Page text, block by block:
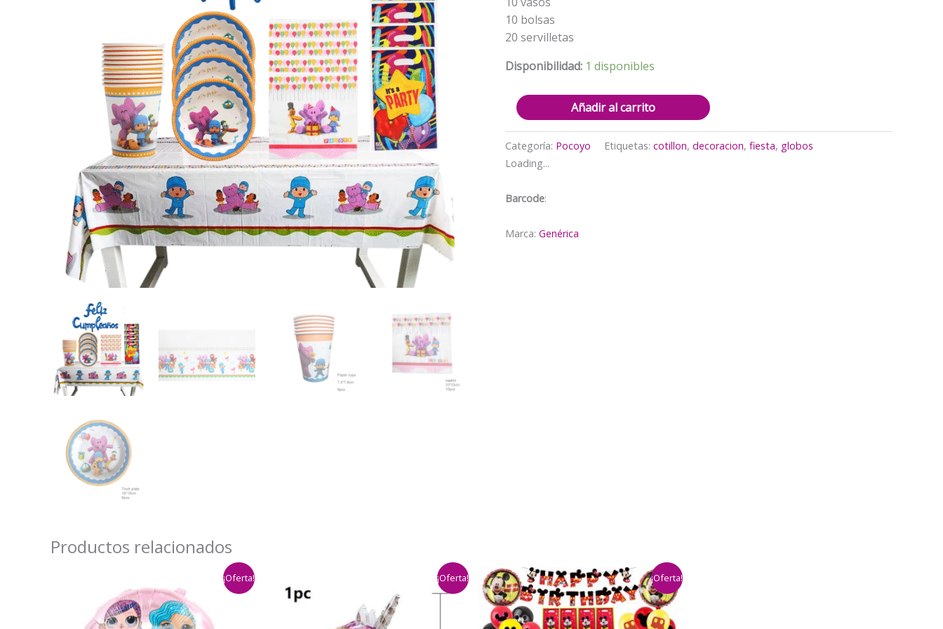
10 bolsas
20 servilletas
Disponibilidad: 1 disponibles
Cotillón
Decorativo
cantidad
Añadir al carrito
Categoría: Pocoyo Etiquetas: cotillon, decoracion, fiesta, globos
Loading...
Barcode:
Marca: Genérica
Productos relacionados
¡Oferta! ¡Oferta! ¡Oferta!